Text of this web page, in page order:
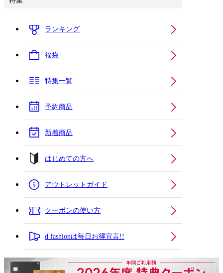
ランキング
福袋
特集一覧
予約商品
新着商品
はじめての方へ
アウトレットガイド
クーポンの使い方
d fashionは毎日お得宣言!!